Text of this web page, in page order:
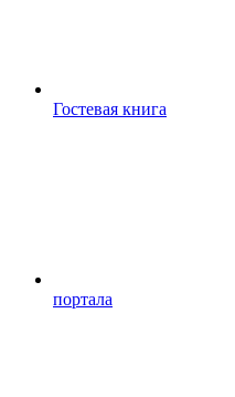
Гостевая книга
портала